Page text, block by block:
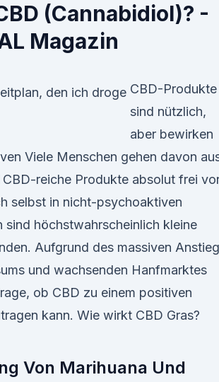
(Cannabidiol)? -
Magazin
CBD-Produkte
sind nützlich,
aber bewirken
Viele Menschen gehen davon
reiche Produkte absolut frei
selbst in nicht-psychoaktiven
sind höchstwahrscheinlich kleine
Aufgrund des massiven
und wachsenden Hanfmarktes
ob CBD zu einem positiven
kann. Wie wirkt CBD Gras?
Von Marihuana Und